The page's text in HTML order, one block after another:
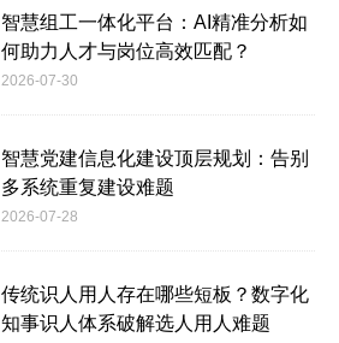
智慧组工一体化平台：AI精准分析如
何助力人才与岗位高效匹配？
2026-07-30
智慧党建信息化建设顶层规划：告别
多系统重复建设难题
2026-07-28
传统识人用人存在哪些短板？数字化
知事识人体系破解选人用人难题